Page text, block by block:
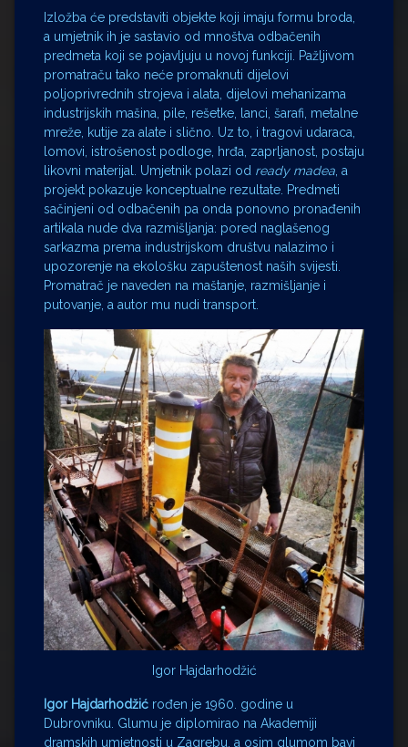
Izložba će predstaviti objekte koji imaju formu broda,
a umjetnik ih je sastavio od mnoštva odbačenih
predmeta koji se pojavljuju u novoj funkciji. Pažljivom
promatraču tako neće promaknuti dijelovi
poljoprivrednih strojeva i alata, dijelovi mehanizama
industrijskih mašina, pile, rešetke, lanci, šarafi, metalne
mreže, kutije za alate i slično. Uz to, i tragovi udaraca,
lomovi, istrošenost podloge, hrđa, zaprljanost, postaju
likovni materijal. Umjetnik polazi od ready madea, a
projekt pokazuje konceptualne rezultate. Predmeti
sačinjeni od odbačenih pa onda ponovno pronađenih
artikala nude dva razmišljanja: pored naglašenog
sarkazma prema industrijskom društvu nalazimo i
upozorenje na ekološku zapuštenost naših svijesti.
Promatrač je naveden na maštanje, razmišljanje i
putovanje, a autor mu nudi transport.
Igor Hajdarhodžić
Igor Hajdarhodžić rođen je 1960. godine u
Dubrovniku. Glumu je diplomirao na Akademiji
dramskih umjetnosti u Zagrebu, a osim glumom bavi